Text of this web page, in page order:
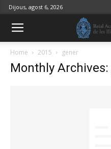
Dijous, agost 6, 2026
Home 2015 gener
Monthly